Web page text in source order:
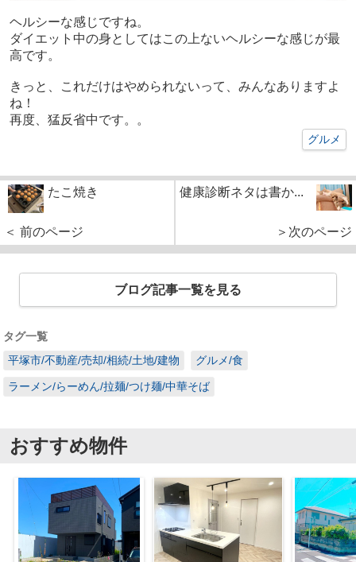
ヘルシーな感じですね。
ダイエット中の身としてはこの上ないヘルシーな感じが最
高です。
きっと、これだけはやめられないって、みんなありますよ
ね！
再度、猛反省中です。。
グルメ
たこ焼き
＜ 前のページ
健康診断ネタは書か...
＞次のページ
ブログ記事一覧を見る
タグ一覧
平塚市/不動産/売却/相続/土地/建物
グルメ/食
ラーメン/らーめん/拉麺/つけ麺/中華そば
おすすめ物件